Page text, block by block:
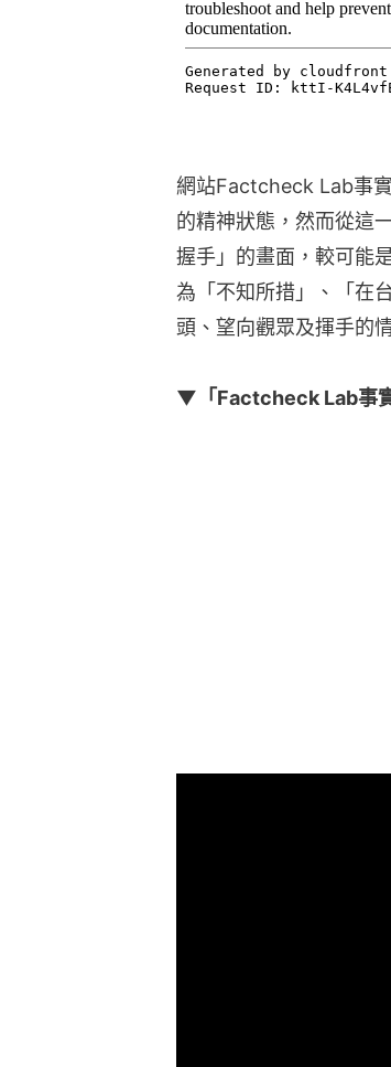
網站Factcheck Lab事
的精神狀態，然而從這
握手」的畫面，較可能
為「不知所措」、「在
頭、望向觀眾及揮手的
▼「Factcheck Lab事